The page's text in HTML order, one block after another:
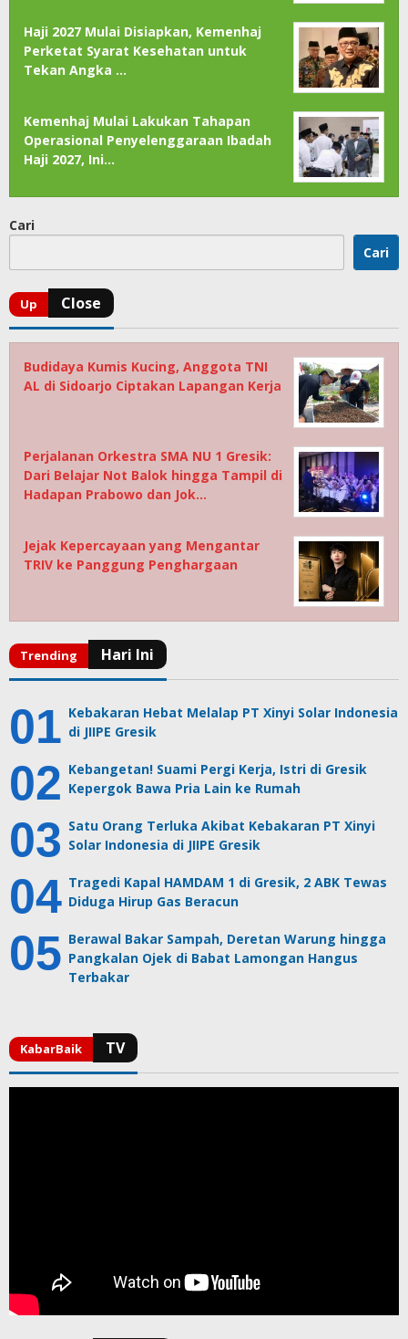
Haji 2027 Mulai Disiapkan, Kemenhaj
Perketat Syarat Kesehatan untuk
Tekan Angka …
Kemenhaj Mulai Lakukan Tahapan
Operasional Penyelenggaraan Ibadah
Haji 2027, Ini…
Cari
Cari
Budidaya Kumis Kucing, Anggota TNI
AL di Sidoarjo Ciptakan Lapangan Kerja
Perjalanan Orkestra SMA NU 1 Gresik:
Dari Belajar Not Balok hingga Tampil di
Hadapan Prabowo dan Jok…
Jejak Kepercayaan yang Mengantar
TRIV ke Panggung Penghargaan
Kebakaran Hebat Melalap PT Xinyi Solar Indonesia
di JIIPE Gresik
Kebangetan! Suami Pergi Kerja, Istri di Gresik
Kepergok Bawa Pria Lain ke Rumah
Satu Orang Terluka Akibat Kebakaran PT Xinyi
Solar Indonesia di JIIPE Gresik
Tragedi Kapal HAMDAM 1 di Gresik, 2 ABK Tewas
Diduga Hirup Gas Beracun
Berawal Bakar Sampah, Deretan Warung hingga
Pangkalan Ojek di Babat Lamongan Hangus
Terbakar